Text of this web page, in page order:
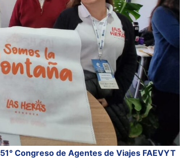
51° Congreso de Agentes de Viajes FAEVYT